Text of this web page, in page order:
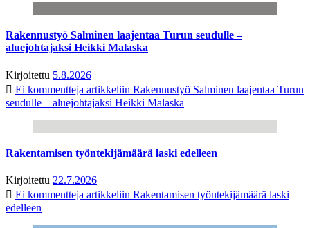
Rakennustyö Salminen laajentaa Turun seudulle –
aluejohtajaksi Heikki Malaska
Kirjoitettu 5.8.2026
Ei kommentteja artikkeliin Rakennustyö Salminen laajentaa Turun
seudulle – aluejohtajaksi Heikki Malaska
Rakentamisen työntekijämäärä laski edelleen
Kirjoitettu 22.7.2026
Ei kommentteja artikkeliin Rakentamisen työntekijämäärä laski
edelleen